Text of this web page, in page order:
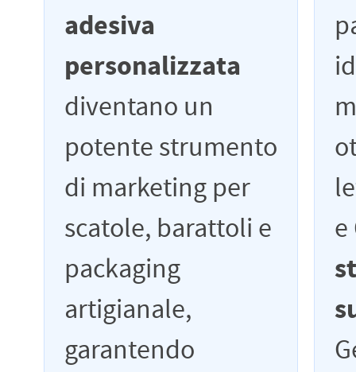
adesiva
personalizzata
diventano un
potente strumento
di marketing per
scatole, barattoli e
packaging
artigianale,
garantendo
e